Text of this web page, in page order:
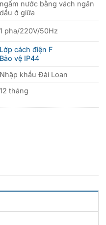
ngấm nước bằng vách ngăn
dầu ở giữa
1 pha/220V/50Hz
Lớp cách điện F
Bảo vệ IP44
Nhập khẩu Đài Loan
12 tháng